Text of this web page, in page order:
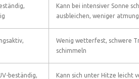
Kann bei intensiver Sonne
ausbleichen, weniger
Wenig wetterfest, schwere
schimmeln
beständig,
Kann sich unter Hitze leicht